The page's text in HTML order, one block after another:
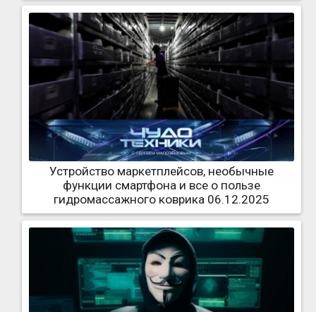
Устройство маркетплейсов, необычные
функции смартфона и все о пользе
гидромассажного коврика 06.12.2025